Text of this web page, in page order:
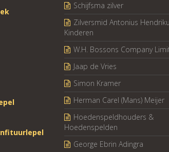
Schijfsma zilver
Zilversmid Antonius
Kinderen
W.H. Bossons Company
Jaap de Vries
Simon Kramer
Herman Carel (Mans) Meijer
Hoedenspeldhouders &
Hoedenspelden
George Ebrin Adingra